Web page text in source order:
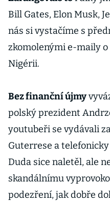
Bill Gates, Elon Musk,
nás si vystačíme s
zkomolenými e-maily
Nigérii.
Bez finanční újmy
polský prezident
youtubeři se vydávali
Guterrese a
Duda sice naletěl, ale
skandálnímu
podezření, jak dobře